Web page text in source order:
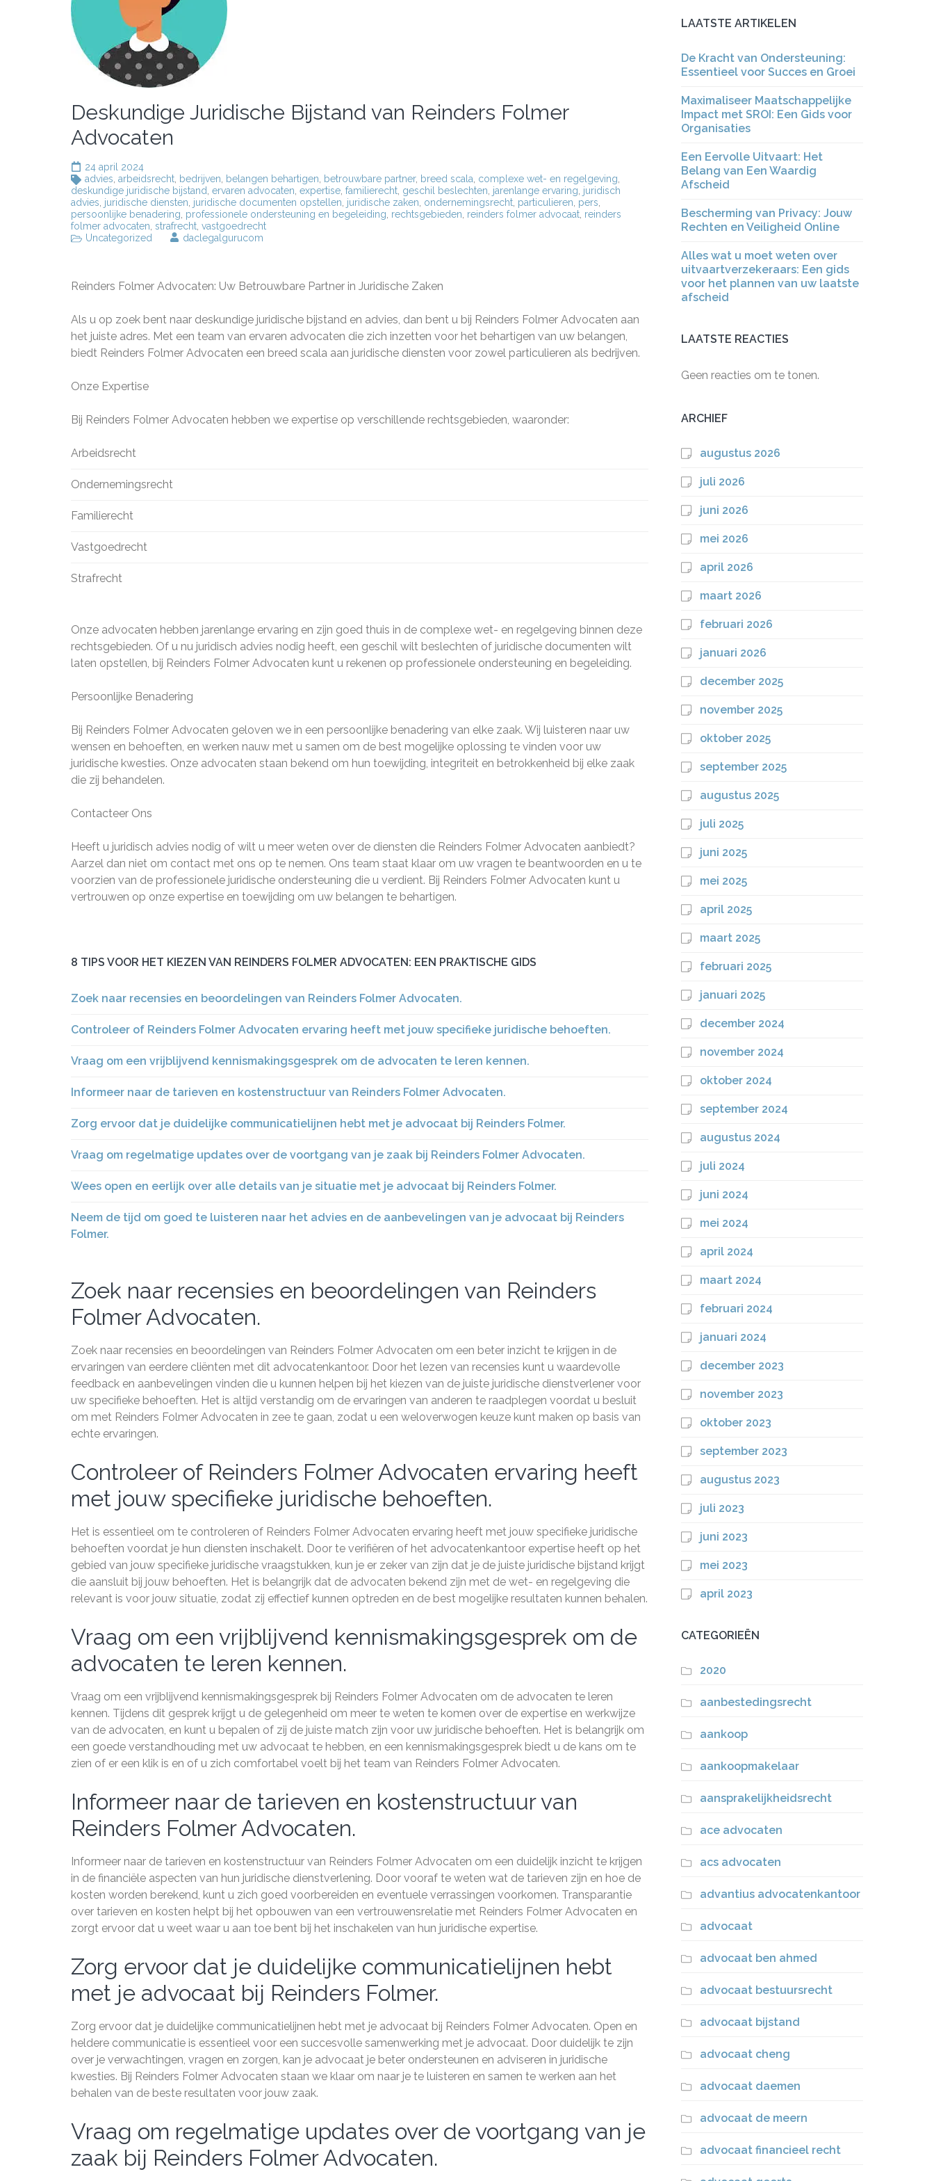
Deskundige Juridische Bijstand van Reinders Folmer
Advocaten
24 april 2024
advies arbeidsrecht bedrijven belangen behartigen betrouwbare partner, breed scala complexe wet- en regelgeving
deskundige juridische bijstand ervaren advocaten expertise familierecht geschil beslechten jarenlange ervaring juridisch
advies juridische diensten juridische documenten opstellen juridische zaken ondernemingsrecht particulieren pers
persoonlijke benadering professionele ondersteuning en begeleiding rechtsgebieden reinders folmer advocaat reinders
folmer advocaten strafrecht vastgoedrecht
Uncategorized
daclegalgurucom
Reinders Folmer Advocaten: Uw Betrouwbare Partner in Juridische Zaken
Als u op zoek bent naar deskundige juridische bijstand en advies, dan bent u bij Reinders Folmer Advocaten aan
het juiste adres. Met een team van ervaren advocaten die zich inzetten voor het behartigen van uw belangen,
biedt Reinders Folmer Advocaten een breed scala aan juridische diensten voor zowel particulieren als bedrijven.
Onze Expertise
Bij Reinders Folmer Advocaten hebben we expertise op verschillende rechtsgebieden, waaronder:
Arbeidsrecht
Ondernemingsrecht
Familierecht
Vastgoedrecht
Strafrecht
Onze advocaten hebben jarenlange ervaring en zijn goed thuis in de complexe wet- en regelgeving binnen deze
rechtsgebieden. Of u nu juridisch advies nodig heeft, een geschil wilt beslechten of juridische documenten wilt
laten opstellen, bij Reinders Folmer Advocaten kunt u rekenen op professionele ondersteuning en begeleiding.
Persoonlijke Benadering
Bij Reinders Folmer Advocaten geloven we in een persoonlijke benadering van elke zaak. Wij luisteren naar uw
wensen en behoeften, en werken nauw met u samen om de best mogelijke oplossing te vinden voor uw
juridische kwesties. Onze advocaten staan bekend om hun toewijding, integriteit en betrokkenheid bij elke zaak
die zij behandelen.
Contacteer Ons
Heeft u juridisch advies nodig of wilt u meer weten over de diensten die Reinders Folmer Advocaten aanbiedt?
Aarzel dan niet om contact met ons op te nemen. Ons team staat klaar om uw vragen te beantwoorden en u te
voorzien van de professionele juridische ondersteuning die u verdient. Bij Reinders Folmer Advocaten kunt u
vertrouwen op onze expertise en toewijding om uw belangen te behartigen.
8 TIPS VOOR HET KIEZEN VAN REINDERS FOLMER ADVOCATEN: EEN PRAKTISCHE GIDS
Zoek naar recensies en beoordelingen van Reinders Folmer Advocaten.
Controleer of Reinders Folmer Advocaten ervaring heeft met jouw specifieke juridische behoeften.
Vraag om een vrijblijvend kennismakingsgesprek om de advocaten te leren kennen.
Informeer naar de tarieven en kostenstructuur van Reinders Folmer Advocaten.
Zorg ervoor dat je duidelijke communicatielijnen hebt met je advocaat bij Reinders Folmer.
Vraag om regelmatige updates over de voortgang van je zaak bij Reinders Folmer Advocaten.
Wees open en eerlijk over alle details van je situatie met je advocaat bij Reinders Folmer.
Neem de tijd om goed te luisteren naar het advies en de aanbevelingen van je advocaat bij Reinders
Folmer.
Zoek naar recensies en beoordelingen van Reinders
Folmer Advocaten.
Zoek naar recensies en beoordelingen van Reinders Folmer Advocaten om een beter inzicht te krijgen in de
ervaringen van eerdere cliënten met dit advocatenkantoor. Door het lezen van recensies kunt u waardevolle
feedback en aanbevelingen vinden die u kunnen helpen bij het kiezen van de juiste juridische dienstverlener voor
uw specifieke behoeften. Het is altijd verstandig om de ervaringen van anderen te raadplegen voordat u besluit
om met Reinders Folmer Advocaten in zee te gaan, zodat u een weloverwogen keuze kunt maken op basis van
echte ervaringen.
Controleer of Reinders Folmer Advocaten ervaring heeft
met jouw specifieke juridische behoeften.
Het is essentieel om te controleren of Reinders Folmer Advocaten ervaring heeft met jouw specifieke juridische
behoeften voordat je hun diensten inschakelt. Door te verifiëren of het advocatenkantoor expertise heeft op het
gebied van jouw specifieke juridische vraagstukken, kun je er zeker van zijn dat je de juiste juridische bijstand krijgt
die aansluit bij jouw behoeften. Het is belangrijk dat de advocaten bekend zijn met de wet- en regelgeving die
relevant is voor jouw situatie, zodat zij effectief kunnen optreden en de best mogelijke resultaten kunnen behalen.
Vraag om een vrijblijvend kennismakingsgesprek om de
advocaten te leren kennen.
Vraag om een vrijblijvend kennismakingsgesprek bij Reinders Folmer Advocaten om de advocaten te leren
kennen. Tijdens dit gesprek krijgt u de gelegenheid om meer te weten te komen over de expertise en werkwijze
van de advocaten, en kunt u bepalen of zij de juiste match zijn voor uw juridische behoeften. Het is belangrijk om
een goede verstandhouding met uw advocaat te hebben, en een kennismakingsgesprek biedt u de kans om te
zien of er een klik is en of u zich comfortabel voelt bij het team van Reinders Folmer Advocaten.
Informeer naar de tarieven en kostenstructuur van
Reinders Folmer Advocaten.
Informeer naar de tarieven en kostenstructuur van Reinders Folmer Advocaten om een duidelijk inzicht te krijgen
in de financiële aspecten van hun juridische dienstverlening. Door vooraf te weten wat de tarieven zijn en hoe de
kosten worden berekend, kunt u zich goed voorbereiden en eventuele verrassingen voorkomen. Transparantie
over tarieven en kosten helpt bij het opbouwen van een vertrouwensrelatie met Reinders Folmer Advocaten en
zorgt ervoor dat u weet waar u aan toe bent bij het inschakelen van hun juridische expertise.
Zorg ervoor dat je duidelijke communicatielijnen hebt
met je advocaat bij Reinders Folmer.
Zorg ervoor dat je duidelijke communicatielijnen hebt met je advocaat bij Reinders Folmer Advocaten. Open en
heldere communicatie is essentieel voor een succesvolle samenwerking met je advocaat. Door duidelijk te zijn
over je verwachtingen, vragen en zorgen, kan je advocaat je beter ondersteunen en adviseren in juridische
kwesties. Bij Reinders Folmer Advocaten staan we klaar om naar je te luisteren en samen te werken aan het
behalen van de beste resultaten voor jouw zaak.
Vraag om regelmatige updates over de voortgang van je
zaak bij Reinders Folmer Advocaten.
LAATSTE ARTIKELEN
De Kracht van Ondersteuning:
Essentieel voor Succes en Groei
Maximaliseer Maatschappelijke
Impact met SROI: Een Gids voor
Organisaties
Een Eervolle Uitvaart: Het
Belang van Een Waardig
Afscheid
Bescherming van Privacy: Jouw
Rechten en Veiligheid Online
Alles wat u moet weten over
uitvaartverzekeraars: Een gids
voor het plannen van uw laatste
afscheid
LAATSTE REACTIES
Geen reacties om te tonen.
ARCHIEF
augustus 2026
juli 2026
juni 2026
mei 2026
april 2026
maart 2026
februari 2026
januari 2026
december 2025
november 2025
oktober 2025
september 2025
augustus 2025
juli 2025
juni 2025
mei 2025
april 2025
maart 2025
februari 2025
januari 2025
december 2024
november 2024
oktober 2024
september 2024
augustus 2024
juli 2024
juni 2024
mei 2024
april 2024
maart 2024
februari 2024
januari 2024
december 2023
november 2023
oktober 2023
september 2023
augustus 2023
juli 2023
juni 2023
mei 2023
april 2023
CATEGORIEËN
2020
aanbestedingsrecht
aankoop
aankoopmakelaar
aansprakelijkheidsrecht
ace advocaten
acs advocaten
advantius advocatenkantoor
advocaat
advocaat ben ahmed
advocaat bestuursrecht
advocaat bijstand
advocaat cheng
advocaat daemen
advocaat de meern
advocaat financieel recht